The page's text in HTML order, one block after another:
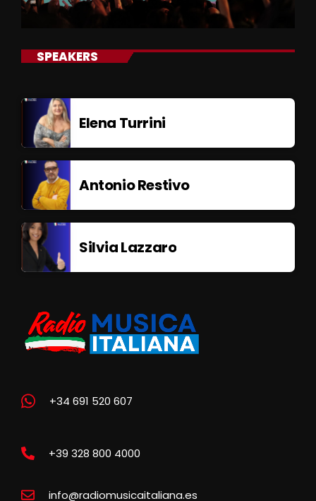
SPEAKERS
Elena Turrini
Antonio Restivo
Silvia Lazzaro
+34 691 520 607
+39 328 800 4000
info@radiomusicaitaliana.es